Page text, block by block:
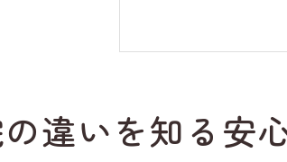
整体と整
整体を利用
埼玉で整体
埼玉県で整体を
違いを知る安